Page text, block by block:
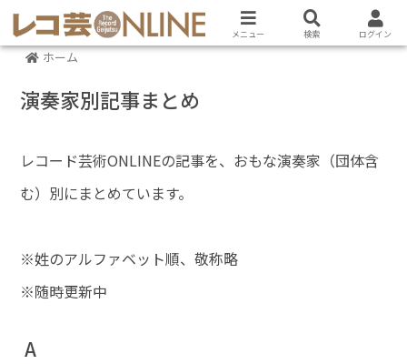
ホーム
演奏家別記事まとめ
レコード芸術ONLINEの記事を、おもな演奏家（団体含
む）別にまとめています。
※姓のアルファベット順、敬称略
※随時更新中
A
メニュー 検索 ログイン